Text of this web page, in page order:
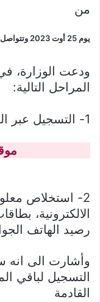
من
يوم 25 أوت 2023 وتتواصل إلى غاية
ودعت الوزارة، في
المراحل التالية:
1- التسجيل عبر الموقع ;
2- استخلاص
الالكترونية،
رصيد الهاتف
وأشارت الى انه
التسجيل لباقي
القادمة